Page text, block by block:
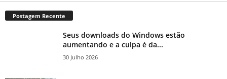
Postagem Recente
Seus downloads do Windows estão
aumentando e a culpa é da...
30 Julho 2026